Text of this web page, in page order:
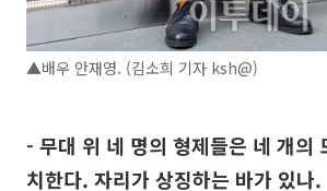
▲배우 안재영. (김소희 기자 ksh@)
- 무대 위 네 명의 형제들은 네 개의
치한다. 자리가 상징하는 바가 있나.